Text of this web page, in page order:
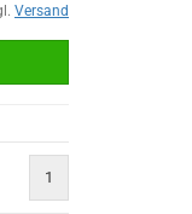
Versand
1